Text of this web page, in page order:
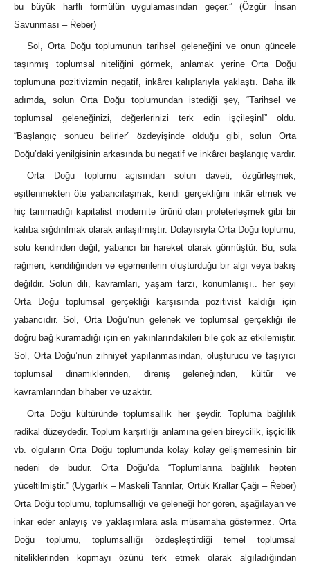
bu büyük harfli formülün uygulamasından geçer.” (Özgür İnsan
Savunması – Ŕeber)
Sol, Orta Doğu toplumunun tarihsel geleneğini ve onun güncele
taşınmış toplumsal niteliğini görmek, anlamak yerine Orta Doğu
toplumuna pozitivizmin negatif, inkârcı kalıplarıyla yaklaştı. Daha ilk
adımda, solun Orta Doğu toplumundan istediği şey, “Tarihsel ve
toplumsal geleneğinizi, değerlerinizi terk edin işçileşin!” oldu.
“Başlangıç sonucu belirler” özdeyişinde olduğu gibi, solun Orta
Doğu’daki yenilgisinin arkasında bu negatif ve inkârcı başlangıç vardır.
Orta Doğu toplumu açısından solun daveti, özgürleşmek,
eşitlenmekten öte yabancılaşmak, kendi gerçekliğini inkâr etmek ve
hiç tanımadığı kapitalist modernite ürünü olan proleterleşmek gibi bir
kalıba sığdırılmak olarak anlaşılmıştır. Dolayısıyla Orta Doğu toplumu,
solu kendinden değil, yabancı bir hareket olarak görmüştür. Bu, sola
rağmen, kendiliğinden ve egemenlerin oluşturduğu bir algı veya bakış
değildir. Solun dili, kavramları, yaşam tarzı, konumlanışı.. her şeyi
Orta Doğu toplumsal gerçekliği karşısında pozitivist kaldığı için
yabancıdır. Sol, Orta Doğu’nun gelenek ve toplumsal gerçekliği ile
doğru bağ kuramadığı için en yakınlarındakileri bile çok az etkilemiştir.
Sol, Orta Doğu’nun zihniyet yapılanmasından, oluşturucu ve taşıyıcı
toplumsal dinamiklerinden, direniş geleneğinden, kültür ve
kavramlarından bihaber ve uzaktır.
Orta Doğu kültüründe toplumsallık her şeydir. Topluma bağlılık
radikal düzeydedir. Toplum karşıtlığı anlamına gelen bireycilik, işçicilik
vb. olguların Orta Doğu toplumunda kolay kolay gelişmemesinin bir
nedeni de budur. Orta Doğu’da “Toplumlarına bağlılık hepten
yüceltilmiştir.” (Uygarlık – Maskeli Tanrılar, Örtük Krallar Çağı – Ŕeber)
Orta Doğu toplumu, toplumsallığı ve geleneği hor gören, aşağılayan ve
inkar eder anlayış ve yaklaşımlara asla müsamaha göstermez. Orta
Doğu toplumu, toplumsallığı özdeşleştirdiği temel toplumsal
niteliklerinden kopmayı özünü terk etmek olarak algıladığından